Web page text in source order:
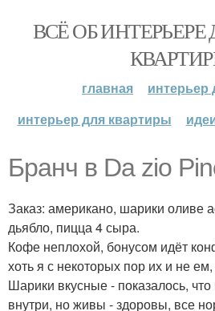
ВСЁ ОБ
главная
интерьер
интерьер для квартиры
Бранч в Da zio
Заказ: американо, шарики оливе
дьябло, пицца 4 сыра.
Кофе неплохой, бонусом идёт
хоть я с некоторых пор их и не
Шарики вкусные - показалось,
внутри, но живы - здоровы, все